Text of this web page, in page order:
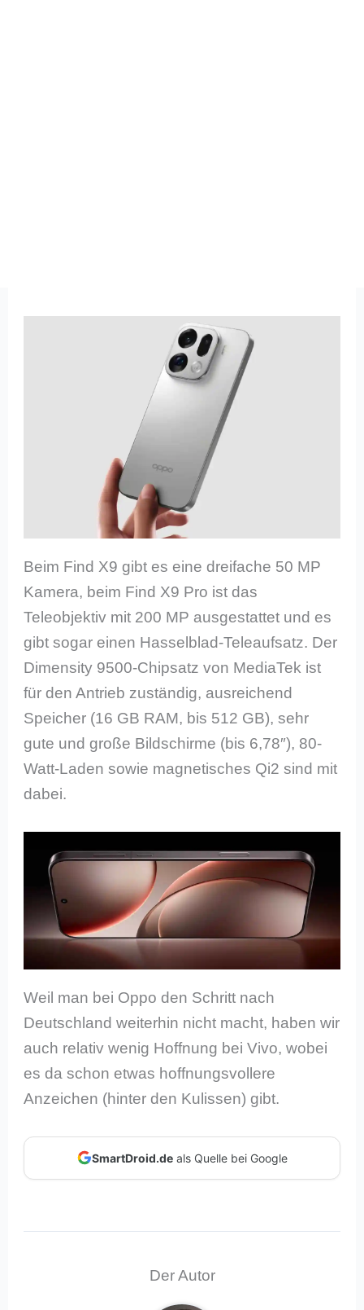
Beim Find X9 gibt es eine dreifache 50 MP
Kamera, beim Find X9 Pro ist das
Teleobjektiv mit 200 MP ausgestattet und es
gibt sogar einen Hasselblad-Teleaufsatz. Der
Dimensity 9500-Chipsatz von MediaTek ist
für den Antrieb zuständig, ausreichend
Speicher (16 GB RAM, bis 512 GB), sehr
gute und große Bildschirme (bis 6,78″), 80-
Watt-Laden sowie magnetisches Qi2 sind mit
dabei.
Weil man bei Oppo den Schritt nach
Deutschland weiterhin nicht macht, haben wir
auch relativ wenig Hoffnung bei Vivo, wobei
es da schon etwas hoffnungsvollere
Anzeichen (hinter den Kulissen) gibt.
SmartDroid.deals Quelle bei Google
Der Autor